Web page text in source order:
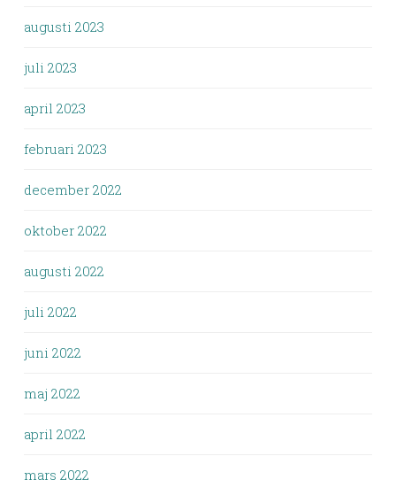
augusti 2023
juli 2023
april 2023
februari 2023
december 2022
oktober 2022
augusti 2022
juli 2022
juni 2022
maj 2022
april 2022
mars 2022